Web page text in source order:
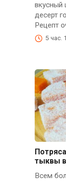
вкусный
десерт
Рецепт
5 час.
тыквы
Всем